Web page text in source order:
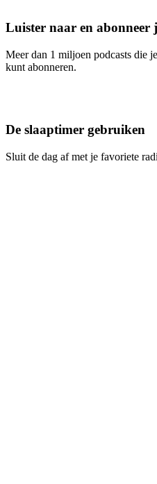
Luister naar en abonneer
Meer dan 1 miljoen podcasts die
kunt abonneren.
De slaaptimer gebruiken
Sluit de dag af met je favoriete